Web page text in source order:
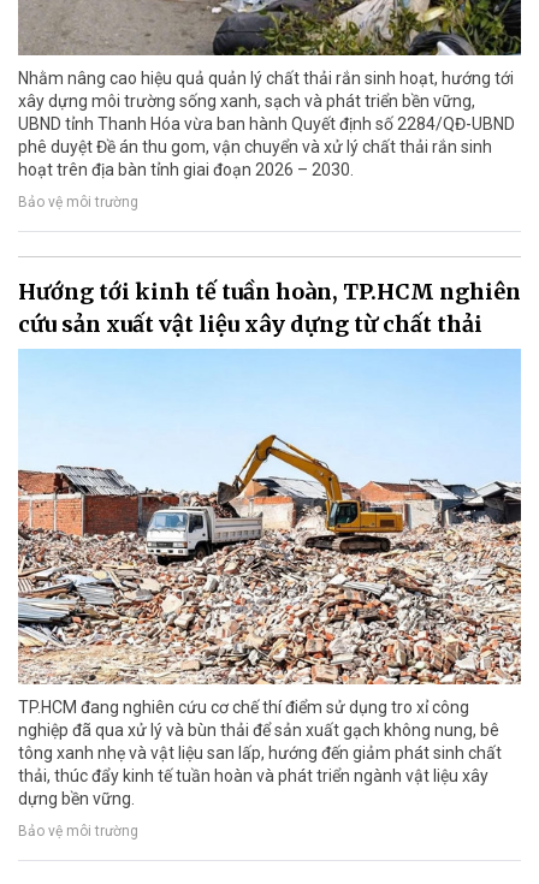
Nhằm nâng cao hiệu quả quản lý chất thải rắn sinh hoạt, hướng tới
xây dựng môi trường sống xanh, sạch và phát triển bền vững,
UBND tỉnh Thanh Hóa vừa ban hành Quyết định số 2284/QĐ-UBND
phê duyệt Đề án thu gom, vận chuyển và xử lý chất thải rắn sinh
hoạt trên địa bàn tỉnh giai đoạn 2026 – 2030.
Bảo vệ môi trường
Hướng tới kinh tế tuần hoàn, TP.HCM nghiên
cứu sản xuất vật liệu xây dựng từ chất thải
TP.HCM đang nghiên cứu cơ chế thí điểm sử dụng tro xỉ công
nghiệp đã qua xử lý và bùn thải để sản xuất gạch không nung, bê
tông xanh nhẹ và vật liệu san lấp, hướng đến giảm phát sinh chất
thải, thúc đẩy kinh tế tuần hoàn và phát triển ngành vật liệu xây
dựng bền vững.
Bảo vệ môi trường